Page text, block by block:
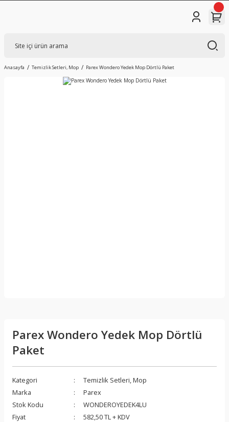
Anasayfa Temizlik Setleri, Mop Parex Wondero Yedek Mop Dörtlü Paket
Parex Wondero Yedek Mop Dörtlü
Paket
Kategori
Temizlik Setleri, Mop
Marka
Parex
Stok Kodu
WONDEROYEDEK4LU
Fiyat
582,50 TL + KDV